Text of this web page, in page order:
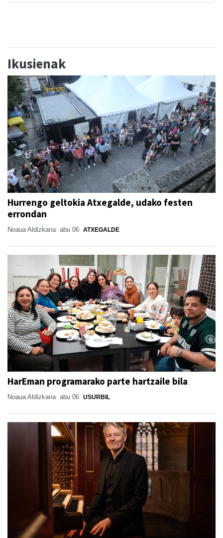
Ikusienak
Hurrengo geltokia Atxegalde, udako festen
errondan
Noaua Aldizkaria abu 06 ATXEGALDE
HarEman programarako parte hartzaile bila
Noaua Aldizkaria abu 06 USURBIL